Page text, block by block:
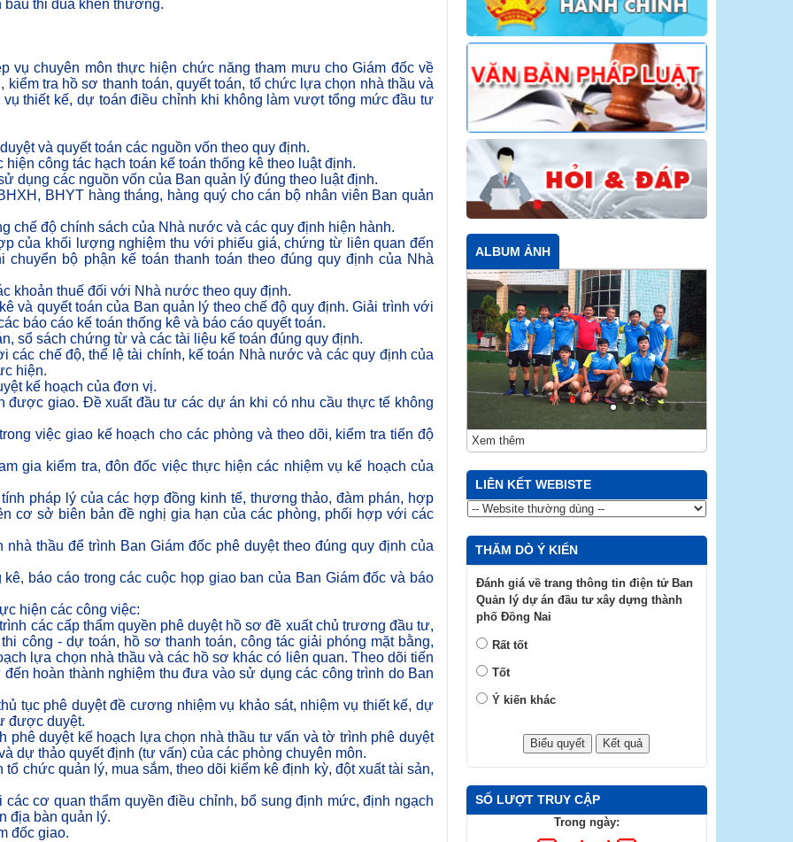
bầu thi đua khen thưởng.
vụ chuyên môn thực hiện chức năng tham mưu cho Giám đốc về
tra hồ sơ thanh toán, quyết toán, tổ chức lựa chọn nhà thầu và
thiết kế, dự toán điều chỉnh khi không làm vượt tổng mức đầu tư
và quyết toán các nguồn vốn theo quy định.
công tác hạch toán kế toán thống kê theo luật định.
dụng các nguồn vốn của Ban quản lý đúng theo luật định.
BHYT hàng tháng, hàng quý cho cán bộ nhân viên Ban quản
chế độ chính sách của Nhà nước và các quy định hiện hành.
của khối lượng nghiệm thu với phiếu giá, chứng từ liên quan đến
bộ phận kế toán thanh toán theo đúng quy định của Nhà
khoản thuế đối với Nhà nước theo quy định.
và quyết toán của Ban quản lý theo chế độ quy định. Giải trình với
báo cáo kế toán thống kê và báo cáo quyết toán.
sổ sách chứng từ và các tài liệu kế toán đúng quy định.
các chế độ, thể lệ tài chính, kế toán Nhà nước và các quy định của
hiện.
kế hoạch của đơn vị.
được giao. Đề xuất đầu tư các dự án khi có nhu cầu thực tế không
việc giao kế hoạch cho các phòng và theo dõi, kiểm tra tiến độ
gia kiểm tra, đôn đốc việc thực hiện các nhiệm vụ kế hoạch của
pháp lý của các hợp đồng kinh tế, thương thảo, đàm phán, hợp
cơ sở biên bản đề nghị gia hạn của các phòng, phối hợp với các
thầu để trình Ban Giám đốc phê duyệt theo đúng quy định của
báo cáo trong các cuộc họp giao ban của Ban Giám đốc và báo
hiện các công việc:
các cấp thẩm quyền phê duyệt hồ sơ đề xuất chủ trương đầu tư,
công - dự toán, hồ sơ thanh toán, công tác giải phóng mặt bằng,
lựa chọn nhà thầu và các hồ sơ khác có liên quan. Theo dõi tiến
hoàn thành nghiệm thu đưa vào sử dụng các công trình do Ban
tục phê duyệt đề cương nhiệm vụ khảo sát, nhiệm vụ thiết kế, dự
được duyệt.
phê duyệt kế hoạch lựa chọn nhà thầu tư vấn và tờ trình phê duyệt
dự thảo quyết định (tư vấn) của các phòng chuyên môn.
chức quản lý, mua sắm, theo dõi kiểm kê định kỳ, đột xuất tài sản,
cơ quan thẩm quyền điều chỉnh, bổ sung định mức, định ngạch
địa bàn quản lý.
đốc giao.
ALBUM ẢNH
Xem thêm
LIÊN KẾT WEBISTE
THĂM DÒ Ý KIẾN
Đánh giá về trang thông tin điện tử Ban
Quản lý dự án đầu tư xây dựng thành
phố Đồng Nai
Rất tốt
Tốt
Ý kiến khác
SỐ LƯỢT TRUY CẬP
Trong ngày: